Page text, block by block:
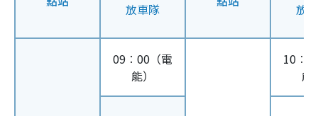
放車隊
放
09︰00（電
能）
能